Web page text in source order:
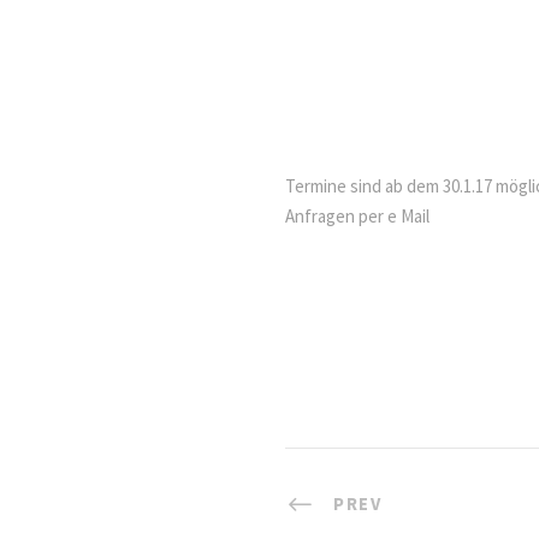
Termine sind ab dem 30.1.17
Anfragen per e Mail
PREV